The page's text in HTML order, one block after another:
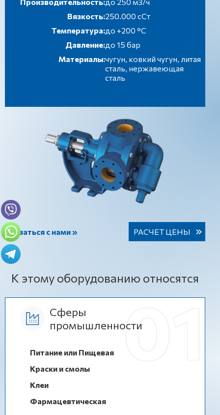
Вязкость:250.000 сСт
Температура:до +200 °C
Давление:до 15 бар
Материалы:чугун, ковкий чугун, литая
сталь, нержавеющая
сталь
Связаться с нами » РАСЧЕТ ЦЕНЫ
К этому оборудованию относятся
Сферы
промышленности
Питание или Пищевая
Краски и смолы
Клеи
Фармацевтическая